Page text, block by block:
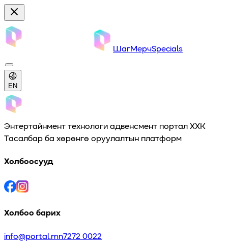
ШагМерчSpecials
EN
Энтертайнмент технологи адвенсмент портал ХХК
Тасалбар ба хөрөнгө оруулалтын платформ
Холбоосууд
Холбоо барих
info@portal.mn7272 0022